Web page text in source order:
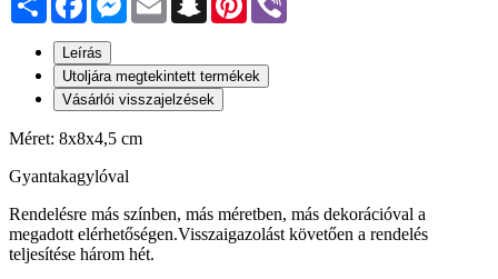
Leírás
Utoljára megtekintett termékek
Vásárlói visszajelzések
Méret: 8x8x4,5 cm
Gyantakagylóval
Rendelésre más színben, más méretben, más dekorációval a
megadott elérhetőségen.Visszaigazolást követően a rendelés
teljesítése három hét.